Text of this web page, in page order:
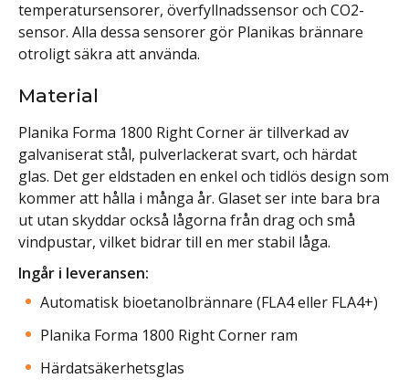
temperatursensorer, överfyllnadssensor och CO2-
sensor. Alla dessa sensorer gör Planikas brännare
otroligt säkra att använda.
Material
Planika Forma 1800 Right Corner är tillverkad av
galvaniserat stål, pulverlackerat svart, och härdat
glas. Det ger eldstaden en enkel och tidlös design som
kommer att hålla i många år. Glaset ser inte bara bra
ut utan skyddar också lågorna från drag och små
vindpustar, vilket bidrar till en mer stabil låga.
Ingår i leveransen:
Automatisk bioetanolbrännare (FLA4 eller FLA4+)
Planika Forma 1800 Right Corner ram
Härdatsäkerhetsglas